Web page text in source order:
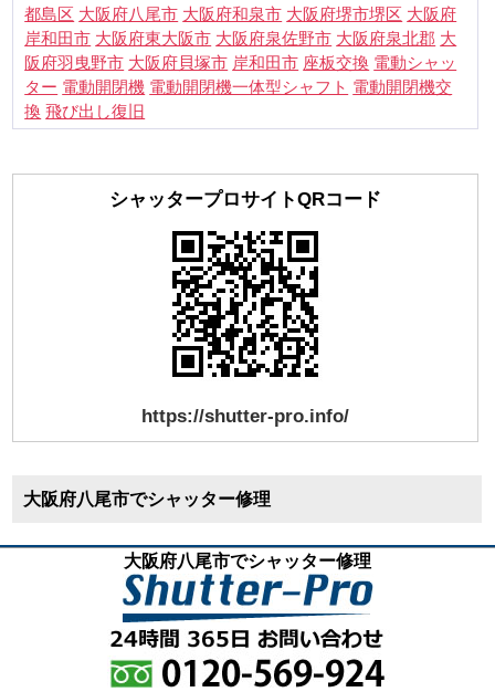
都島区 大阪府八尾市 大阪府和泉市 大阪府堺市堺区 大阪府
岸和田市 大阪府東大阪市 大阪府泉佐野市 大阪府泉北郡 大
阪府羽曳野市 大阪府貝塚市 岸和田市 座板交換 電動シャッ
ター 電動開閉機 電動開閉機一体型シャフト 電動開閉機交
換 飛び出し復旧
シャッタープロサイトQRコード
https://shutter-pro.info/
大阪府八尾市でシャッター修理
大阪府八尾市でシャッター修理